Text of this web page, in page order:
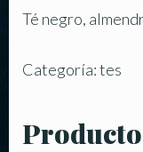
Té negro,
Categoría:tes